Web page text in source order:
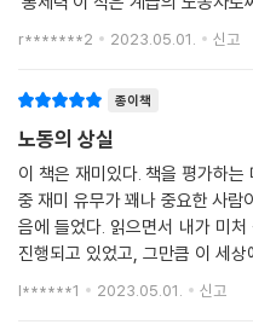
할 수 없는 초과근무와 특별수당
r*******2 2023.05.01. 신고
종이책
노동의 상실
이 책은 재미있다. 책을 평가하
중 재미 유무가 꽤나 중요한 사람
음에 들었다. 읽으면서 내가 미
진행되고 있었고, 그만큼 이 세
들이 많다는 걸 새삼 느끼는 기분이 좋았다. 물론 책에서
l******1 2023.05.01. 신고